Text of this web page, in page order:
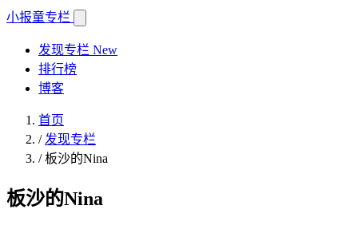
小报童专栏
发现专栏 New
排行榜
博客
首页
/ 发现专栏
/板沙的Nina
板沙的Nina